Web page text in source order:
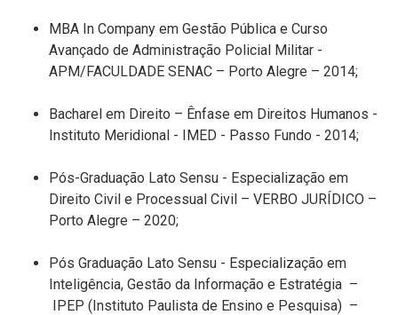
MBA In Company em Gestão Pública e Curso
Avançado de Administração Policial Militar -
APM/FACULDADE SENAC – Porto Alegre – 2014;
Bacharel em Direito – Ênfase em Direitos Humanos -
Instituto Meridional - IMED - Passo Fundo - 2014;
Pós-Graduação Lato Sensu - Especialização em
Direito Civil e Processual Civil – VERBO JURÍDICO –
Porto Alegre – 2020;
Pós Graduação Lato Sensu - Especialização em
Inteligência, Gestão da Informação e Estratégia –
IPEP (Instituto Paulista de Ensino e Pesquisa) –